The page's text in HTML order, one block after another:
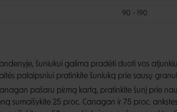
90 - 190
šuniukui galima pradėti duoti vos
palaipsniui pratinkite šuniuką prie sausų
pašaru pirmą kartą, pratinkite šunį prie
sumaišykite 25 proc. Canagan ir 75 proc.